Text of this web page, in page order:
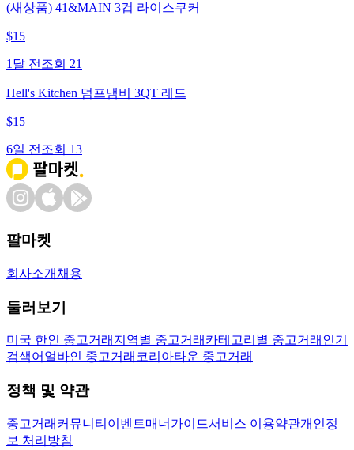
(새상품) 41&MAIN 3컵 라이스쿠커
$15
1달 전 조회 21
Hell's Kitchen 덤프냄비 3QT 레드
$15
6일 전 조회 13
팔마켓
회사소개 채용
둘러보기
미국 한인 중고거래 지역별 중고거래 카테고리별 중고거래 인기
검색어 얼바인 중고거래 코리아타운 중고거래
정책 및 약관
중고거래 커뮤니티 이벤트매너가이드서비스 이용약관개인정
보 처리방침